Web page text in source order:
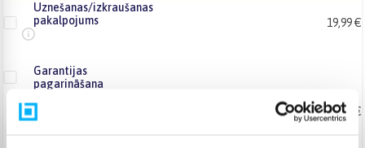
Uznešanas/izkraušanas
pakalpojums
19,99 €
Garantijas
pagarināšana
Produkta labošana No 110,26 €